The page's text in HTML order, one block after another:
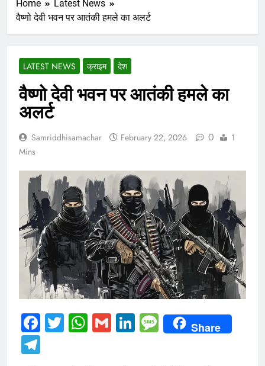
Home
Latest News
वैष्णो देवी भवन पर आतंकी हमले का अलर्ट
LATEST NEWS क्राइम देश
वैष्णो देवी भवन पर आतंकी हमले का
अलर्ट
Samriddhisamachar February 22, 2026 0
1
Mins
Facebook
Twitter
WhatsApp
GmailLinkedIn
Message
Share